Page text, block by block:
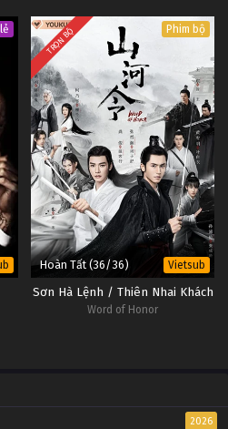
TRỌN BỘ Phim bộ
Hoàn Tất (36/36) Vietsub
Sơn Hà Lệnh / Thiên Nhai Khách
Word of Honor
2026